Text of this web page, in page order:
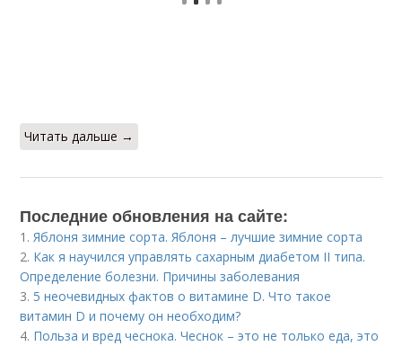
Читать дальше →
Последние обновления на сайте:
1.Яблоня зимние сорта. Яблоня – лучшие зимние сорта
2. Как я научился управлять сахарным диабетом II типа.
Определение болезни. Причины заболевания
3. 5 неочевидных фактов о витамине D. Что такое
витамин D и почему он необходим?
4. Польза и вред чеснока. Чеснок – это не только еда, это